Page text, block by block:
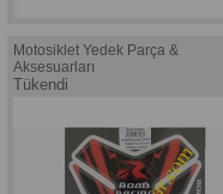
Motosiklet Yedek Parça &
Aksesuarları
Tükendi